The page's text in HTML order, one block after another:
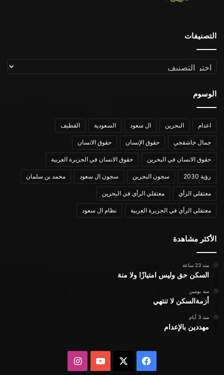
التصنيفات
التصنيفات
الوسوم
اعدام البحرين ال سعود السعودية القطيف
جمال خاشقجي حقوق الإنسان حقوق الانسان
حقوق الانسان في البحرين حقوق الانسان في الجزيرة العربية
رؤية 2030 سجون البحرين سجون ال سعود محمد بن سلمان
معتقلي الرأي معتقلي الرأي في البحرين
معتقلي الرأي في الجزيرة العربية نظام ال سعود
الأكثر مشاهدة
منذ 23 ساعة
السكن حق وليس امتيازًا ولا منة
منذ يومين
أزمةالسكن لا تنتهي
منذ 3 أيام
مهددين بالإعدام
فيسبوك يوتيوبانستقرام